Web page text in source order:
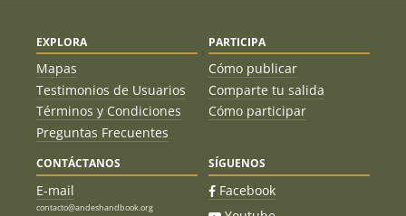
EXPLORA
Mapas
Testimonios de Usuarios
Términos y Condiciones
Preguntas Frecuentes
PARTICIPA
Cómo publicar
Comparte tu salida
Cómo participar
CONTÁCTANOS
E-mail
contacto@andeshandbook.org
SÍGUENOS
Facebook